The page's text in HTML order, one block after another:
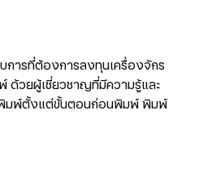
การที่ต้องการลงทุนเครื่องจักร
ด้วยผู้เชี่ยวชาญที่มีความรู้และ
มพ์ตั้งแต่ขั้นตอนก่อนพิมพ์ พิมพ์